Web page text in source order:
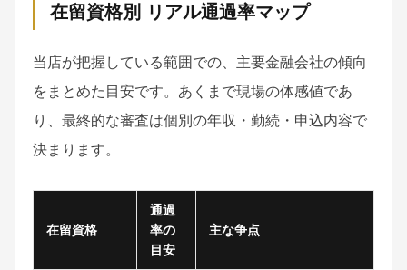
在留資格別 リアル通過率マップ
当店が把握している範囲での、主要金融会社の傾向
をまとめた目安です。あくまで現場の体感値であ
り、最終的な審査は個別の年収・勤続・申込内容で
決まります。
在留資格
通過
率の
目安
主な争点